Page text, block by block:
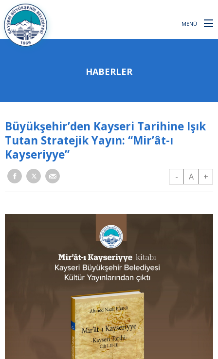
MENÜ
HABERLER
Büyükşehir’den Kayseri Tarihine Işık
Tutan Stratejik Yayın: “Mir’ât-ı
Kayseriyye”
- A +